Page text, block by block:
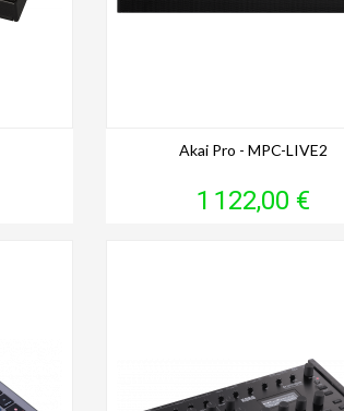
Akai Pro - MPC-LIVE2
Prix
1 122,00 €